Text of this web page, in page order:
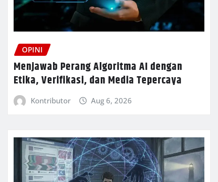
OPINI
Menjawab Perang Algoritma AI dengan
Etika, Verifikasi, dan Media Tepercaya
Kontributor Aug 6, 2026